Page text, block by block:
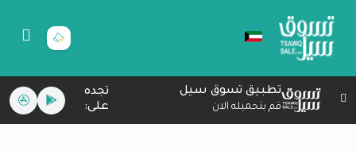
تطبيق تسوق سيل
قم بتحميله الان
تجده
على: